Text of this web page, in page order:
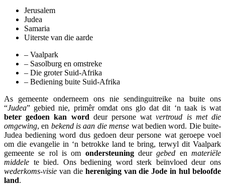
Jerusalem
Judea
Samaria
Uiterste van die aarde
– Vaalpark
– Sasolburg en omstreke
– Die groter Suid-Afrika
– Bediening buite Suid-Afrika
As gemeente onderneem ons nie sendinguitreike na buite ons
“Judea” gebied nie, primêr omdat ons glo dat dit ‘n taak is wat
beter gedoen kan word deur persone watvertroud is met die
omgewing, en bekend is aan die mense wat bedien word. Die buite-
Judea bediening word dus gedoen deur persone wat geroepe voel
om die evangelie in ‘n betrokke land te bring, terwyl dit Vaalpark
gemeente se rol is om ondersteuningdeurgebed enmateriële
middele te bied. Ons bediening word sterk beïnvloed deur ons
wederkoms-visie van die hereniging van die Jode in hul beloofde
land.